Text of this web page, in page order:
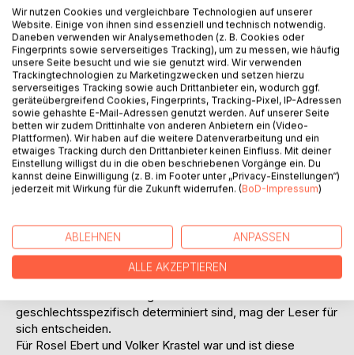
BESCHREIBUNG
Seit jeher haben die Philosophen darüber gestritten, ob der
Mensch „das Maß aller Dinge“ sei. Dabei stellen sie sich
solchen Fragen wie: Was ist der Mensch? Was prägt ihn?
Ist das, was wir erleben, sein wahres Ich? Wie zeigt sich
der Zwiespalt zwischen dem „Menschlichen“ und dem,
was wir als „unmenschlich“ bezeichnen?
Beide Lyriker verdanken ihr Kennenlernen dem
Sie haben gemeinsam und jeder für sich die Facetten des
Menschseins auf poetische Art zu fassen versucht. Ihre
Lebenserfahrungen sind gleich lang, ihre Sichtweisen
ergänzen sich auf fantasievolle Weise. Ob die zum Teil
geschlechtsspezifisch determiniert sind, mag der Leser für
sich entscheiden.
Für Rosel Ebert und Volker Krastel war und ist diese
Wir nutzen Cookies und vergleichbare Technologien auf unserer
Website. Einige von ihnen sind essenziell und technisch notwendig.
Daneben verwenden wir Analysemethoden (z. B. Cookies oder
Fingerprints sowie serverseitiges Tracking), um zu messen, wie häufig
unsere Seite besucht und wie sie genutzt wird. Wir verwenden
Trackingtechnologien zu Marketingzwecken und setzen hierzu
serverseitiges Tracking sowie auch Drittanbieter ein, wodurch ggf.
geräteübergreifend Cookies, Fingerprints, Tracking-Pixel, IP-Adressen
sowie gehashte E-Mail-Adressen genutzt werden. Auf unserer Seite
betten wir zudem Drittinhalte von anderen Anbietern ein (Video-
Plattformen). Wir haben auf die weitere Datenverarbeitung und ein
etwaiges Tracking durch den Drittanbieter keinen Einfluss. Mit deiner
Einstellung willigst du in die oben beschriebenen Vorgänge ein. Du
kannst deine Einwilligung (z. B. im Footer unter „Privacy-Einstellungen“)
jederzeit mit Wirkung für die Zukunft widerrufen. (BoD-Impressum)
ABLEHNEN ANPASSEN
ALLE AKZEPTIEREN